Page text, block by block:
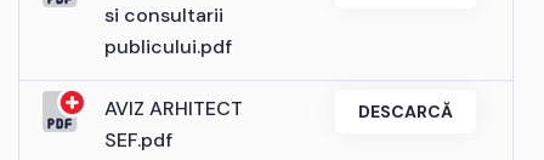
si consultarii
publicului.pdf
AVIZ ARHITECT
SEF.pdf
DESCARCĂ